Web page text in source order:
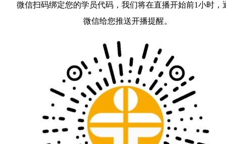
微信扫码绑定您的学员代码，我们将在直播开始前1小时，
微信给您推送开播提醒。